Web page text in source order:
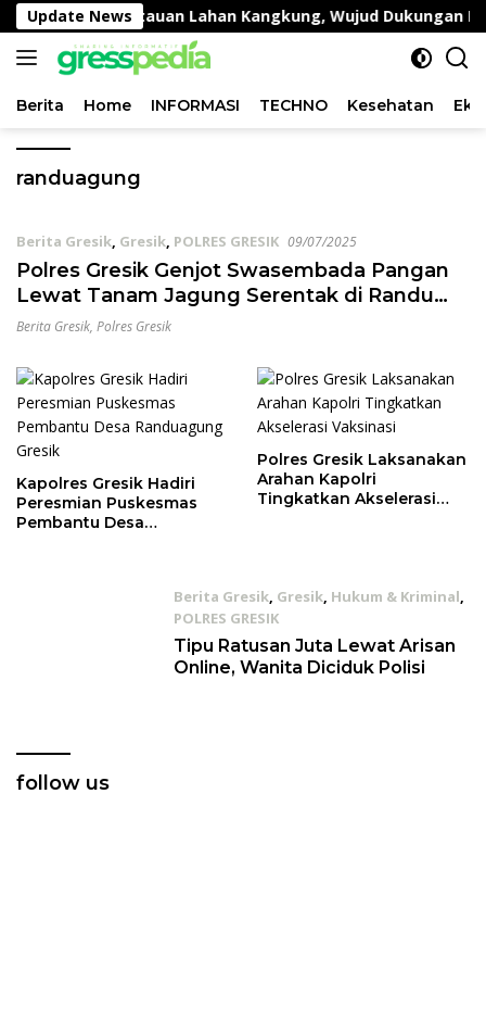
Langsung
ke
konten
Update News
Pemantauan Lahan Kangkung, Wujud Dukungan
Berita Home INFORMASI TECHNO Kesehatan
randuagung
Berita Gresik, Gresik, POLRES GRESIK 09/07/2025
Polres Gresik Genjot Swasembada Pangan
Lewat Tanam Jagung Serentak di Randu
Agung
Berita Gresik, Polres Gresik
Kapolres Gresik Hadiri
Peresmian Puskesmas
Pembantu Desa
Polres Gresik Laksanakan
Arahan Kapolri
Tingkatkan Akselerasi
Berita Gresik, Gresik, Hukum & Kriminal,
POLRES GRESIK
27/03/2020
Tipu Ratusan Juta Lewat Arisan
Online, Wanita Diciduk Polisi
follow us